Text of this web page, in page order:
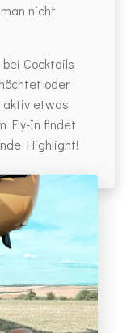
nicht
Cocktails
oder
aktiv etwas
Fly-In findet
Highlight!